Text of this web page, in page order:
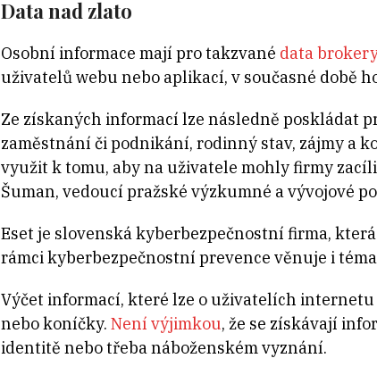
Data nad zlato
Osobní informace mají pro takzvané data brokery
uživatelů webu nebo aplikací, v současné době
Ze získaných informací lze následně poskládat
zaměstnání či podnikání, rodinný stav, zájmy a
využit k tomu, aby na uživatele mohly firmy
Šuman, vedoucí pražské výzkumné a vývojové
Eset je slovenská kyberbezpečnostní firma,
rámci kyberbezpečnostní prevence věnuje i
Výčet informací, které lze o uživatelích
nebo koníčky. Není výjimkou, že se získávají
identitě nebo třeba náboženském vyznání.